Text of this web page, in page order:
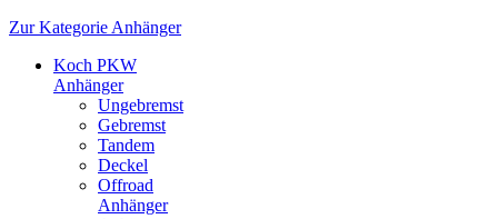
Zur Kategorie Anhänger
Koch PKW
Anhänger
Ungebremst
Gebremst
Tandem
Deckel
Offroad
Anhänger